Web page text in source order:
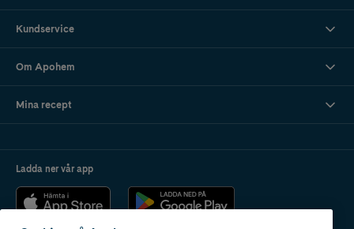
Kundservice
Om Apohem
Mina recept
Ladda ner vår app